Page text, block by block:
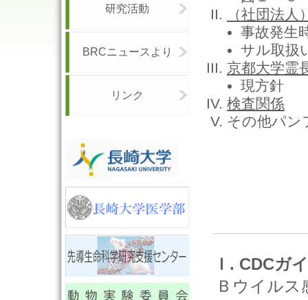
（社団法
事故発生
サル取扱
京都大学霊
現方針
検査関係
その他パン
Ｉ. CDCガ
Ｂウイルス
研究活動
BRCニュースより
リンク